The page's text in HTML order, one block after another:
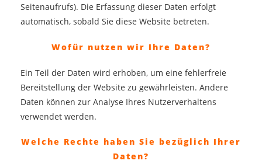
Seitenaufrufs). Die Erfassung dieser Daten erfolgt
automatisch, sobald Sie diese Website betreten.
Wofür nutzen wir Ihre Daten?
Ein Teil der Daten wird erhoben, um eine fehlerfreie
Bereitstellung der Website zu gewährleisten. Andere
Daten können zur Analyse Ihres Nutzerverhaltens
verwendet werden.
Welche Rechte haben Sie bezüglich Ihrer
Daten?